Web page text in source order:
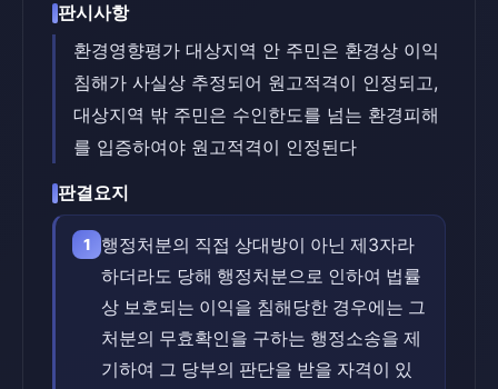
판시사항
환경영향평가 대상지역 안 주민은 환경상 이익
침해가 사실상 추정되어 원고적격이 인정되고,
대상지역 밖 주민은 수인한도를 넘는 환경피해
를 입증하여야 원고적격이 인정된다
판결요지
1
행정처분의 직접 상대방이 아닌 제3자라
하더라도 당해 행정처분으로 인하여 법률
상 보호되는 이익을 침해당한 경우에는 그
처분의 무효확인을 구하는 행정소송을 제
기하여 그 당부의 판단을 받을 자격이 있